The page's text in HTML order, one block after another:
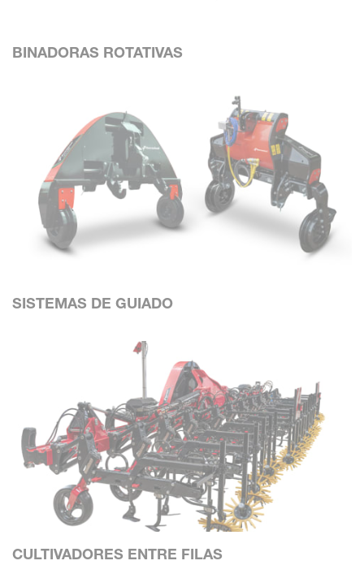
BINADORAS ROTATIVAS
SISTEMAS DE GUIADO
CULTIVADORES ENTRE FILAS